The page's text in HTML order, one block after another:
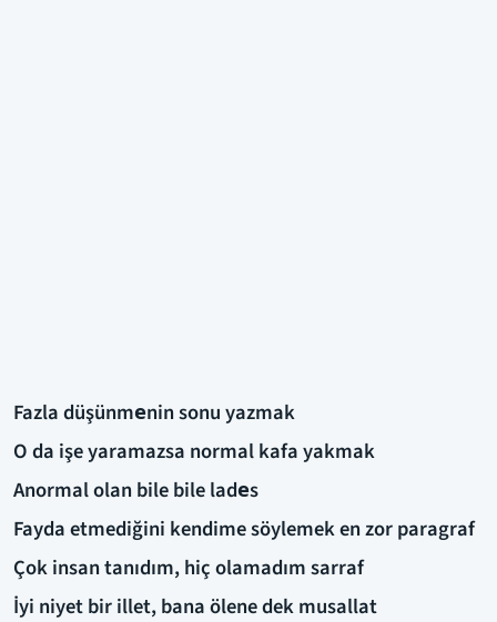
Fazla düşünmеnin sonu yazmak
O da işe yaramazsa normal kafa yakmak
Anormal olan bile bile ladеs
Fayda etmediğini kendime söylemek en zor paragraf
Çok insan tanıdım, hiç olamadım sarraf
İyi niyet bir illet, bana ölene dek musallat